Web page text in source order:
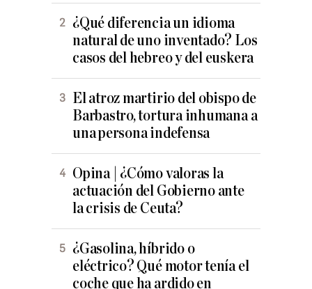
¿Qué diferencia un idioma
natural de uno inventado? Los
casos del hebreo y del euskera
El atroz martirio del obispo de
Barbastro, tortura inhumana a
una persona indefensa
Opina | ¿Cómo valoras la
actuación del Gobierno ante
la crisis de Ceuta?
¿Gasolina, híbrido o
eléctrico? Qué motor tenía el
coche que ha ardido en